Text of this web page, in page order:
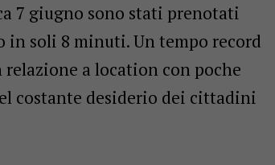
7 giugno sono stati prenotati
in soli 8 minuti. Un tempo record
a location con poche
costante desiderio dei cittadini